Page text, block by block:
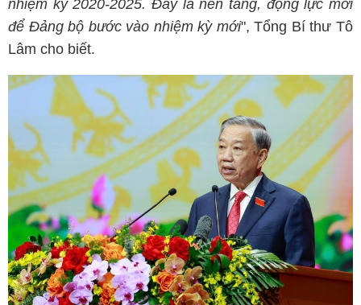
nhiệm kỳ 2020-2025. Đây là nền tảng, động lực mới
để Đảng bộ bước vào nhiệm kỳ mới", Tổng Bí thư Tô
Lâm cho biết.